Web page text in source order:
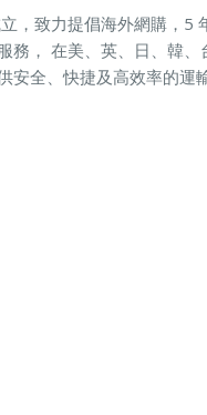
，致力提倡海外網購，5
務， 在美、英、日、韓
全、快捷及高效率的運